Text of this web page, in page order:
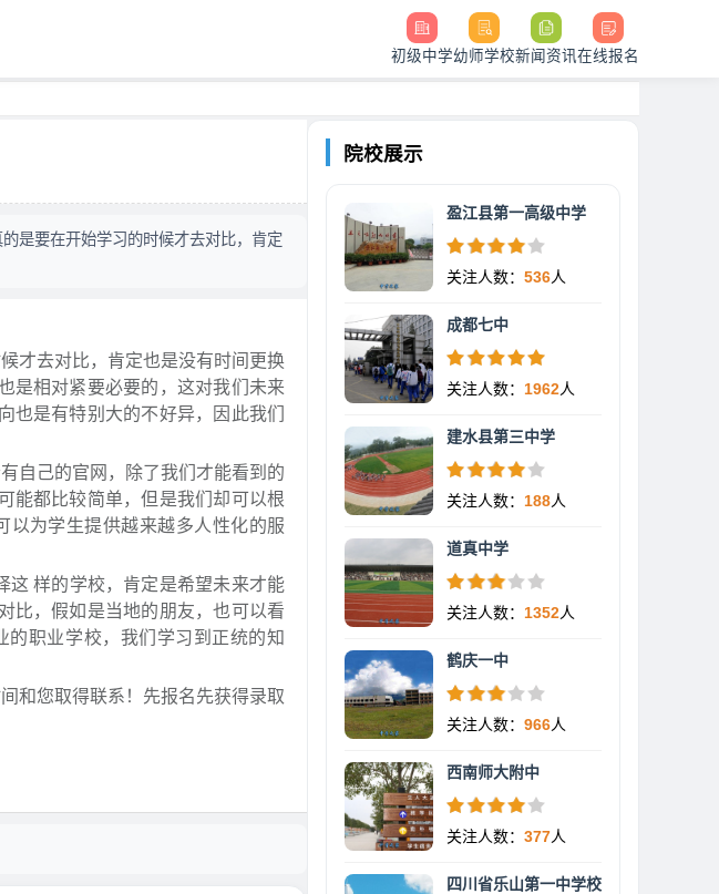
初级中学幼师学校新闻资讯在线报名
是要在开始学习的时候才去对比，肯定
才去对比，肯定也是没有时间更换
是相对紧要必要的，这对我们未来
也是有特别大的不好异，因此我们
自己的官网，除了我们才能看到的
能都比较简单，但是我们却可以根
以为学生提供越来越多人性化的服
样的学校，肯定是希望未来才能
比，假如是当地的朋友，也可以看
职业学校，我们学习到正统的知
和您取得联系！先报名先获得录取
院校展示
盈江县第一高级中学
关注人数： 536人
成都七中
关注人数： 1962人
建水县第三中学
关注人数： 188人
道真中学
关注人数： 1352人
鹤庆一中
关注人数： 966人
西南师大附中
关注人数： 377人
四川省乐山第一中学校